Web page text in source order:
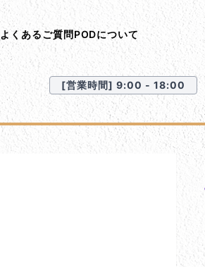
よくあるご質問PODについて
[営業時間] 9:00 - 18:00